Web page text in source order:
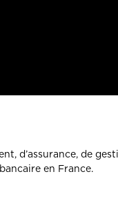
d’assurance, de
en France.